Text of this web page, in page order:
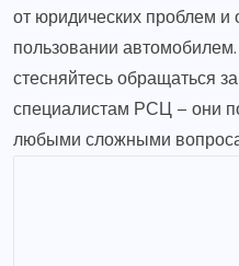
от юридических проблем и
пользовании
стесняйтесь обращаться
специалистам РСЦ – они
любыми сложными